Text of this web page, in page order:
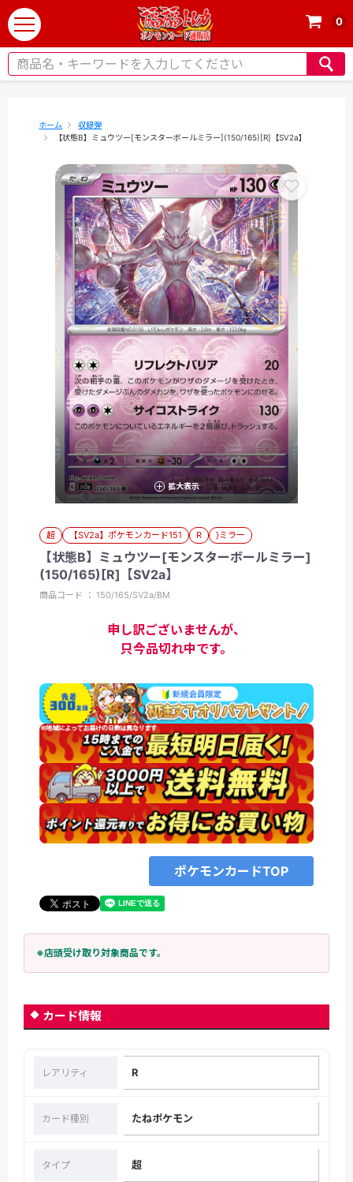
t
o
g
0
ホーム
収録弾
【状態B】ミュウツー[モンスターボールミラー](150/165)[R]【SV2a】
拡大表示
超 【SV2a】ポケモンカード151 R }ミラー
【状態B】ミュウツー[モンスターボールミラー]
(150/165)[R]【SV2a】
商品コード ： 150/165/SV2a/BM
申し訳ございませんが、
只今品切れ中です。
ポケモンカードTOP
※店頭受け取り対象商品です。
カード情報
レアリティ R
カード種別 たねポケモン
タイプ 超